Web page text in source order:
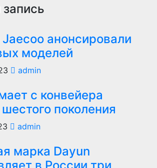
анонсировали
моделей
admin
с конвейера
поколения
admin
марка Dayun